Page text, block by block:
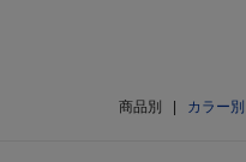
商品別 カラー別